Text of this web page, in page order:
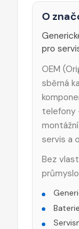
O
pro
OEM
sběrná
telefony
servis a
Bez